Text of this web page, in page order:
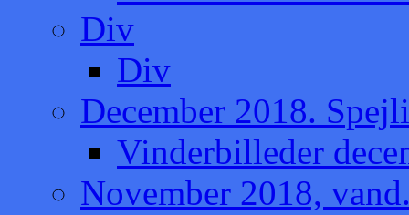
Div
Div
December 2018.
Vinderbilleder
November 2018,